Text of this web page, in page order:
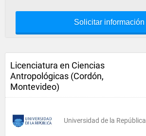
Solicitar información
Licenciatura en Ciencias
Antropológicas (Cordón,
Montevideo)
Universidad de la República